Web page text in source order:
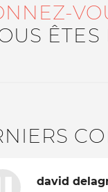
david